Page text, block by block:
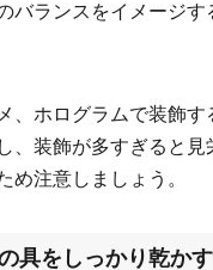
バランスをイメージす
、ホログラムで装飾す
、装飾が多すぎると見
め注意しましょう。
具をしっかり乾かす